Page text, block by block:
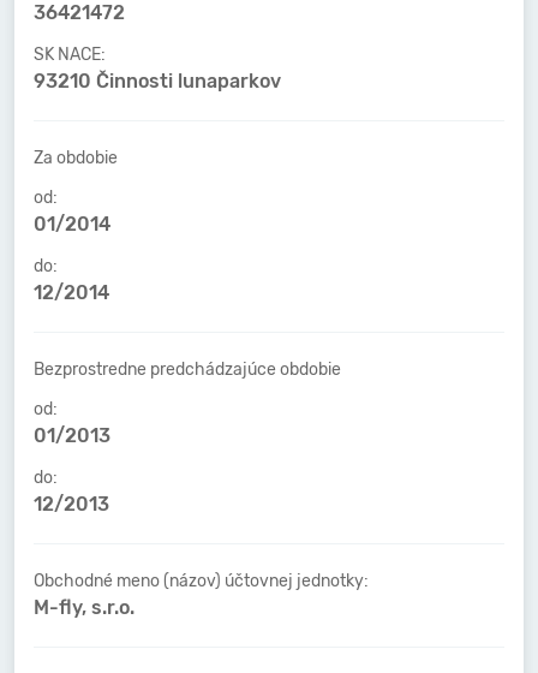
36421472
SK NACE:
93210 Činnosti lunaparkov
Za obdobie
od:
01/2014
do:
12/2014
Bezprostredne predchádzajúce obdobie
od:
01/2013
do:
12/2013
Obchodné meno (názov) účtovnej jednotky:
M-fly, s.r.o.